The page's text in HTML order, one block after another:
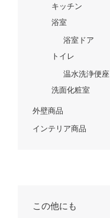
キッチン
浴室
浴室ドア
トイレ
温水洗浄便座
洗面化粧室
外壁商品
インテリア商品
この他にも